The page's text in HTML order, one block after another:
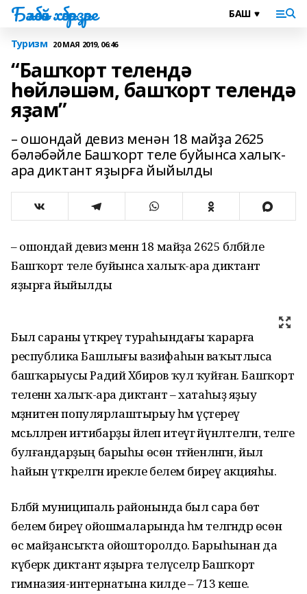
Бәләбәй хәбәрҙәре
Туризм 20 МАЯ 2019, 06:46
“Башҡорт телендә
һөйләшәм, башҡорт телендә
яҙам”
– ошондай девиз менән 18 майҙа 2625
бәләбәйле Башҡорт теле буйынса халыҡ-
ара диктант яҙырға йыйылды
– ошондай девиз менән 18 майҙа 2625 бәләбәйле
Башҡорт теле буйынса халыҡ-ара диктант
яҙырға йыйылды
Был сараны үткәреү тураһындағы ҡарарға
республика Башлығы вазифаһын ваҡытлыса
башҡарыусы Радий Хәбиров ҡул ҡуйған. Башҡорт
теленән халыҡ-ара диктант – хатаһыҙ яҙыу
мәҙәниәтен популярлаштырыу һәм үҫтереү
мәсьәләләренә иғтибарҙы йәлеп итеүгә йүнәлтелгән, теләге
булғандарҙың барыһы өсөн тәғәйенләнгән, йыл
һайын үткәрелгән ирекле белем биреү акцияһы.
Бәләбәй муниципаль районында был сара бөтә
белем биреү ойошмаларында һәм теләгәндәр өсөн
өс майҙансыҡта ойошторолдо. Барыһынан да
күберәк диктант яҙырға теләүселәр Башҡорт
гимназия-интернатына килде – 713 кеше.